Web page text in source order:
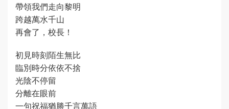
帶領我們走向黎明
跨越萬水千山
再會了，校長！
初見時刻陌生無比
臨別時分依依不捨
光陰不停留
分離在眼前
一句祝福猶勝千言萬語